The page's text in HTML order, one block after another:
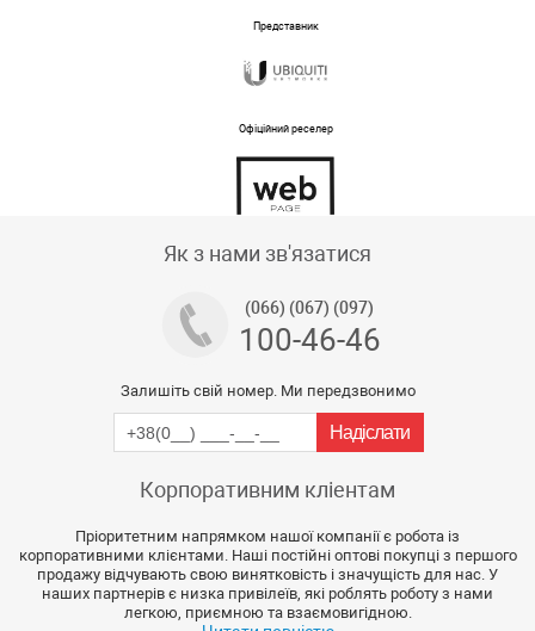
Представник
Офіційний реселер
Як з нами зв'язатися
(066) (067) (097)
100-46-46
Залишіть свій номер. Ми передзвонимо
Корпоративним кліентам
Пріоритетним напрямком нашої компанії є робота із
корпоративними клієнтами. Наші постійні оптові покупці з першого
продажу відчувають свою винятковість і значущість для нас. У
наших партнерів є низка привілеїв, які роблять роботу з нами
легкою, приємною та взаємовигідною.